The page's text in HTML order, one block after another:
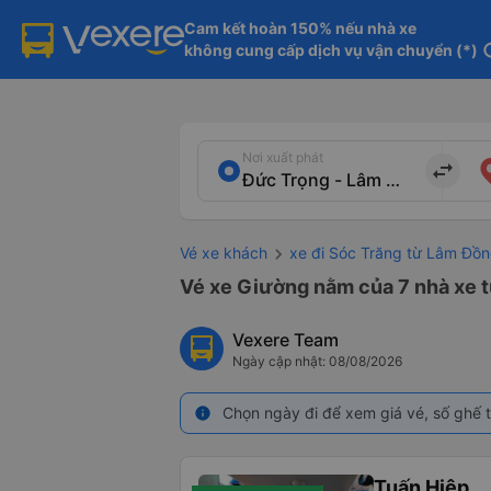
Cam kết hoàn 150% nếu nhà xe
không cung cấp dịch vụ vận chuyển (*)
Nơi xuất phát
import_export
Vé xe khách xe đi Sóc Trăng từ Lâm
Vé xe Giường nằm của 7 nhà
Vexere Team
Ngày cập nhật: 08/08/2026
info Chọn ngày đi để xem giá vé, số